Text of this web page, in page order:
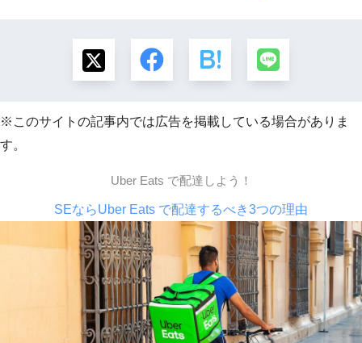
※このサイトの記事内では広告を掲載している場合がありま
す。
Uber Eats で配達しよう！
SEならUber Eats で配達するべき3つの理由